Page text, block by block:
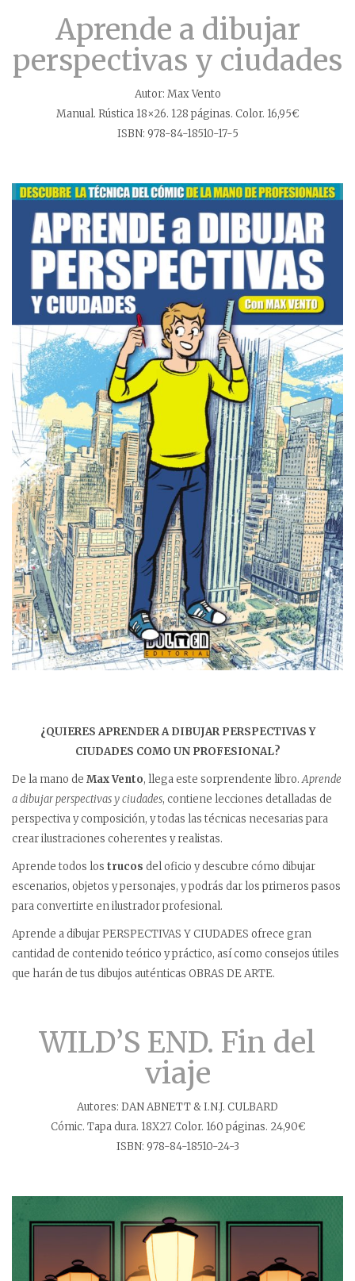
Aprende a dibujar
perspectivas y ciudades
Autor: Max Vento
Manual. Rústica 18×26. 128 páginas. Color. 16,95€
ISBN: 978-84-18510-17-5
¿QUIERES APRENDER A DIBUJAR PERSPECTIVAS Y
CIUDADES COMO UN PROFESIONAL?
De la mano de Max Vento, llega este sorprendente libro.Aprende
a dibujar perspectivas y ciudades, contiene lecciones detalladas de
perspectiva y composición, y todas las técnicas necesarias para
crear ilustraciones coherentes y realistas.
Aprende todos los trucos del oficio y descubre cómo dibujar
escenarios, objetos y personajes, y podrás dar los primeros pasos
para convertirte en ilustrador profesional.
Aprende a dibujar PERSPECTIVAS Y CIUDADES ofrece gran
cantidad de contenido teórico y práctico, así como consejos útiles
que harán de tus dibujos auténticas OBRAS DE ARTE.
WILD’S END. Fin del
viaje
Autores: DAN ABNETT & I.N.J. CULBARD
Cómic. Tapa dura. 18X27. Color. 160 páginas. 24,90€
ISBN: 978-84-18510-24-3